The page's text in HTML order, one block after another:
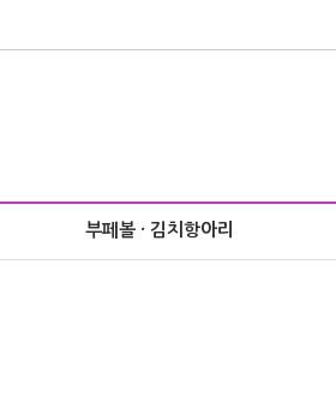
부페볼 · 김치항아리